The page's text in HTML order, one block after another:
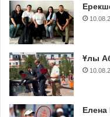
Ұлы
Елена